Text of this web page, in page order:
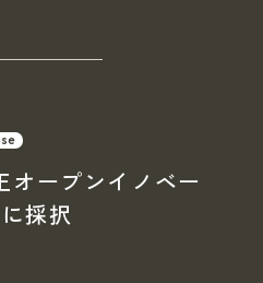
ープンイノベー
採択